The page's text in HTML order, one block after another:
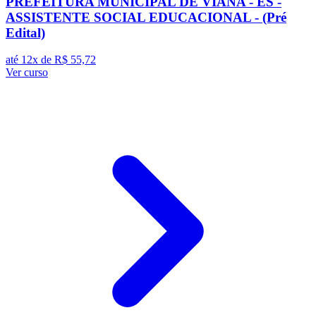
ASSISTENTE SOCIAL EDUCACIONAL - (Pré
Edital)
até 12x de R$ 55,72
Ver curso